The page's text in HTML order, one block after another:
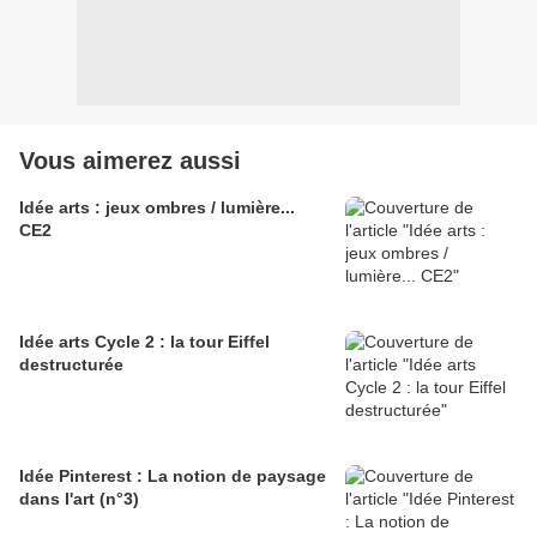
Vous aimerez aussi
Idée arts : jeux ombres / lumière...
CE2
Idée arts Cycle 2 : la tour Eiffel
destructurée
Idée Pinterest : La notion de paysage
dans l'art (n°3)